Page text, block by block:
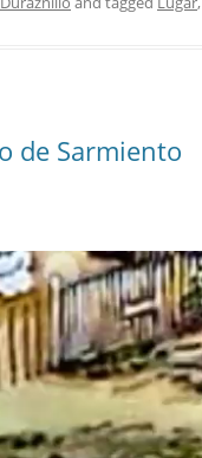
de Sarmiento